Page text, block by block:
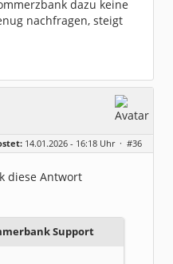
dazu keine
nachfragen, steigt
14.01.2026 - 16:18 Uhr · #36
diese Antwort
Support